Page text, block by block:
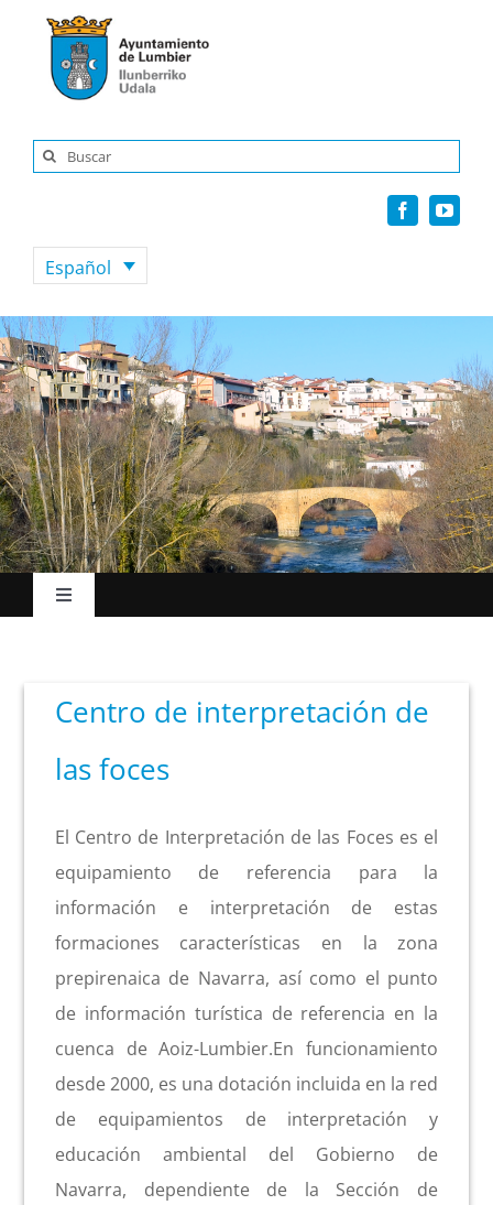
Saltar
contenido
Buscar:
Español
Toggle
El Ayuntamiento
La villa
Turismo
Actividad económica
Actualidad
Manc. Servicios Sociales
Centro de interpretación de
las foces
El Centro de Interpretación de las Foces es el
equipamiento de referencia para la
información e interpretación de estas
formaciones características en la zona
prepirenaica de Navarra, así como el punto
de información turística de referencia en la
cuenca de Aoiz-Lumbier.En funcionamiento
desde 2000, es una dotación incluida en la red
de equipamientos de interpretación y
educación ambiental del Gobierno de
Navarra, dependiente de la Sección de